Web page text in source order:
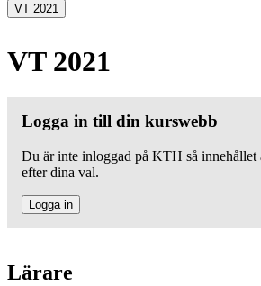
VT 2021
VT 2021
Logga in till din kurswebb
Du är inte inloggad på KTH så innehållet
efter dina val.
Logga in
Lärare